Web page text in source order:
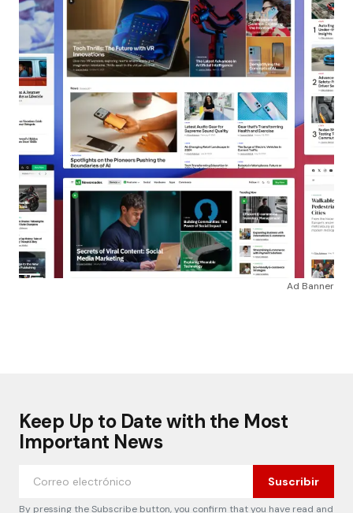
Ad Banner
Keep Up to Date with the Most
Important News
Suscribir
By pressing the Subscribe button, you confirm that you have read and